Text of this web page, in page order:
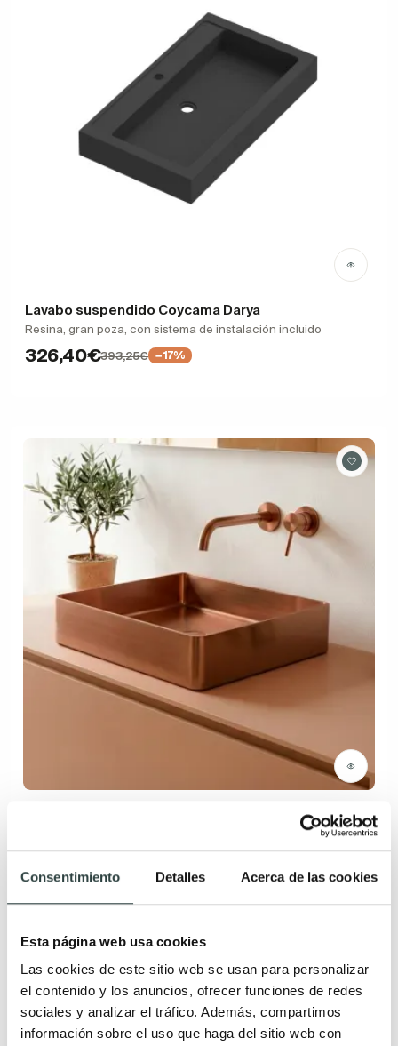
Consentimiento Detalles Acerca de las cookies
Esta página web usa cookies
Las cookies de este sitio web se usan para personalizar
el contenido y los anuncios, ofrecer funciones de redes
sociales y analizar el tráfico. Además, compartimos
información sobre el uso que haga del sitio web con
Lavabo suspendido Coycama Darya
Resina, gran poza, con sistema de instalación incluido
326,40€393,25€ −17%
367,09€